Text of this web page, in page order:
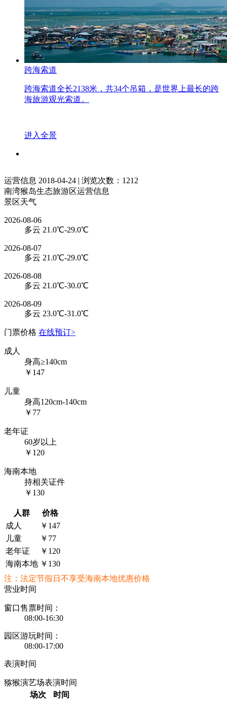
跨海索道
跨海索道全长2138米，共34个吊箱，是世界上最长的跨
海旅游观光索道。
进入全景
运营信息 2018-04-24 | 浏览次数：1212
南湾猴岛生态旅游区运营信息
景区天气
2026-08-06
多云 21.0℃-29.0℃
2026-08-07
多云 21.0℃-29.0℃
2026-08-08
多云 21.0℃-30.0℃
2026-08-09
多云 23.0℃-31.0℃
门票价格 在线预订>
成人
身高≥140cm
￥147
儿童
身高120cm-140cm
￥77
老年证
60岁以上
￥120
海南本地
持相关证件
￥130
人群
价格
成人
￥147
儿童
￥77
老年证
￥120
海南本地 ￥130
注：法定节假日不享受海南本地优惠价格
营业时间
窗口售票时间：
08:00-16:30
园区游玩时间：
08:00-17:00
表演时间
猕猴演艺场表演时间
场次
时间